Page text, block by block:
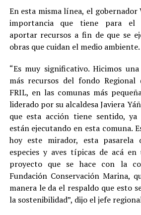
En esta misma línea, el
importancia que tiene para el
aportar recursos a fin de que se
obras que cuidan el medio ambiente.
“Es muy significativo. Hicimos
más recursos del fondo Regional
FRIL, en las comunas más
liderado por su alcaldesa Javiera
que esta acción tiene sentido, ya
están ejecutando en esta comuna.
hoy este mirador, esta pasarela
especies y aves típicas de acá
proyecto que se hace con la
Fundación Conservación Marina,
manera le da el respaldo que esto
la sostenibilidad”, dijo el jefe